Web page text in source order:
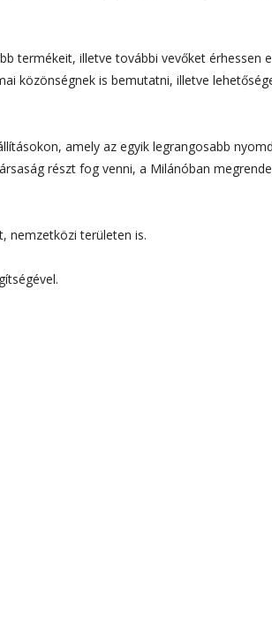
Blog
termékeit, illetve további vevőket érhessen
közönségnek is bemutatni, illetve
amely az egyik legrangosabb
részt fog venni, a Milánóban
nemzetközi területen is.